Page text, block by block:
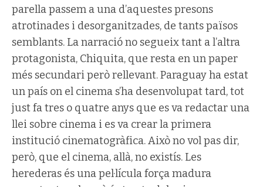
parella passem a una d’aquestes presons
atrotinades i desorganitzades, de tants països
semblants. La narració no segueix tant a l’altra
protagonista, Chiquita, que resta en un paper
més secundari però rellevant. Paraguay ha estat
un país on el cinema s’ha desenvolupat tard, tot
just fa tres o quatre anys que es va redactar una
llei sobre cinema i es va crear la primera
institució cinematogràfica. Això no vol pas dir,
però, que el cinema, allà, no existís. Les
herederas és una pel·lícula força madura